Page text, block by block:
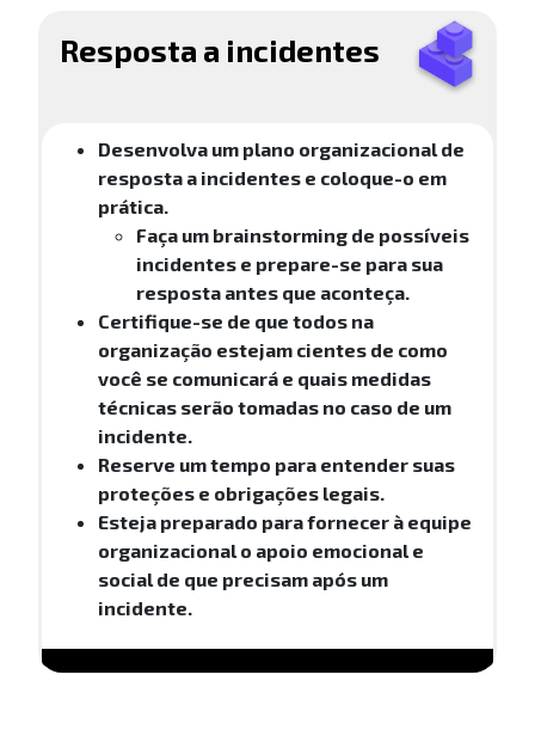
Resposta a incidentes
Desenvolva um plano organizacional de
resposta a incidentes e coloque-o em
prática.
Faça um brainstorming de possíveis
incidentes e prepare-se para sua
resposta antes que aconteça.
Certifique-se de que todos na
organização estejam cientes de como
você se comunicará e quais medidas
técnicas serão tomadas no caso de um
incidente.
Reserve um tempo para entender suas
proteções e obrigações legais.
Esteja preparado para fornecer à equipe
organizacional o apoio emocional e
social de que precisam após um
incidente.